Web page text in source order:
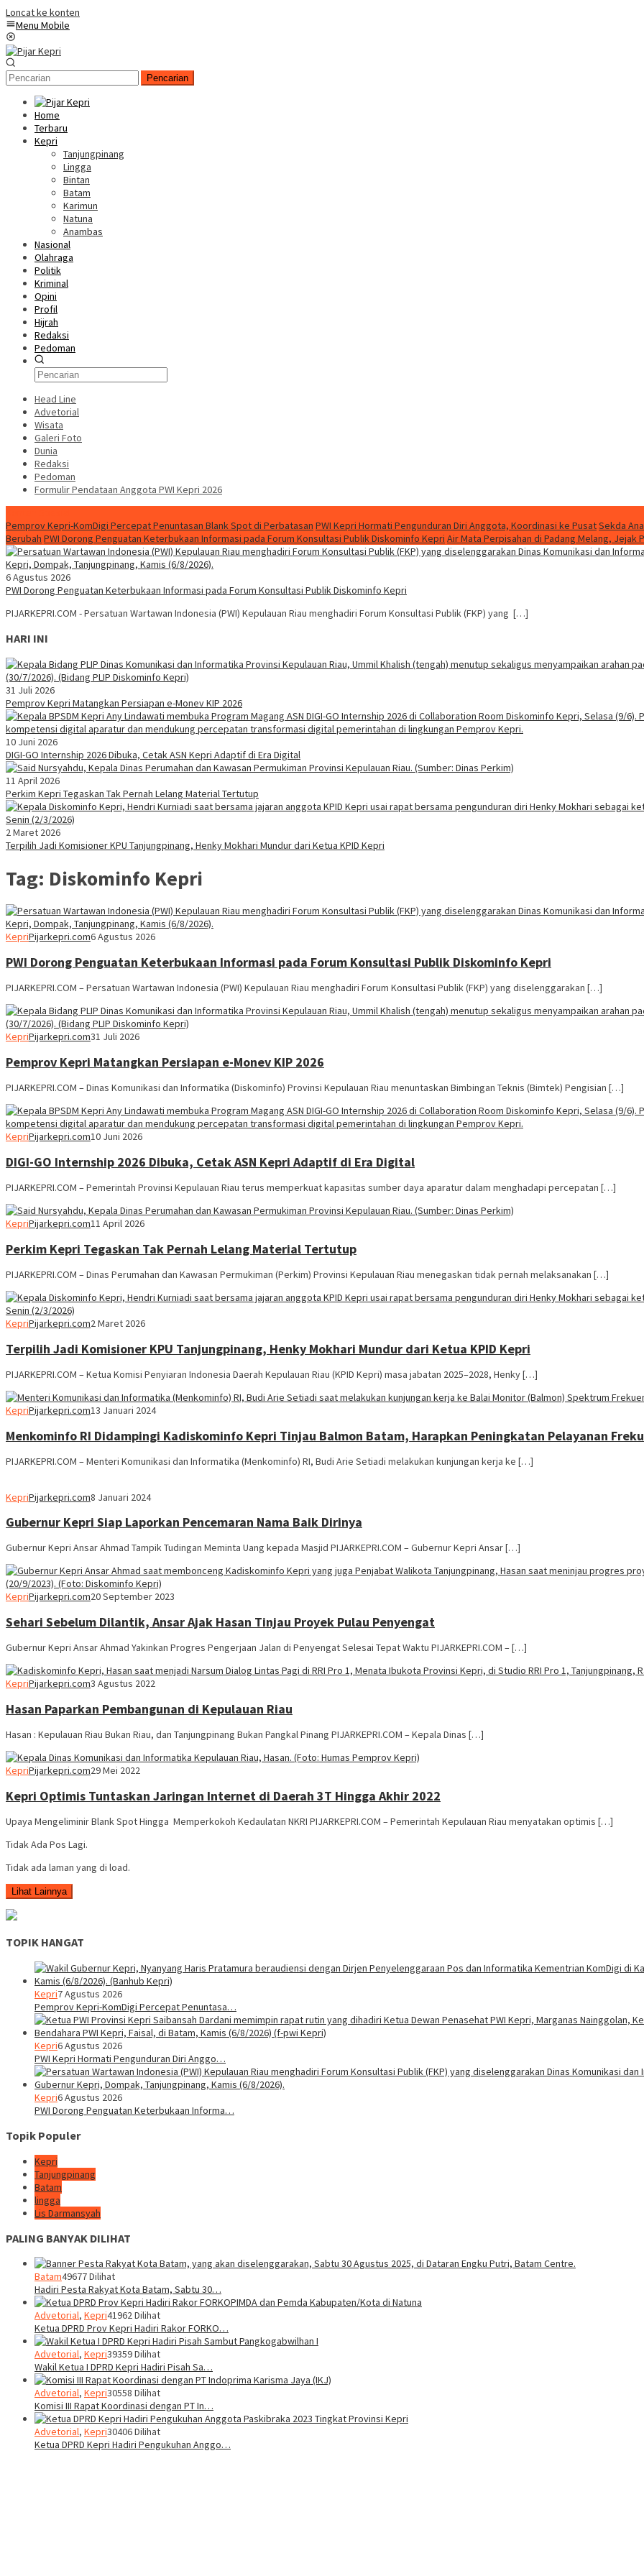
Loncat ke konten
Menu Mobile
Pencarian
Home
Terbaru
Kepri
Tanjungpinang
Lingga
Bintan
Batam
Karimun
Natuna
Anambas
Nasional
Olahraga
Politik
Kriminal
Opini
Profil
Hijrah
Redaksi
Pedoman
Head Line
Advetorial
Wisata
Galeri Foto
Dunia
Redaksi
Pedoman
Formulir Pendataan Anggota PWI Kepri 2026
Pemprov Kepri-KomDigi Percepat Penuntasan Blank Spot di Perbatasan PWI Kepri Hormati Pengunduran Diri Anggota, Koordinasi ke PusatSekda
Berubah PWI Dorong Penguatan Keterbukaan Informasi pada Forum Konsultasi Publik Diskominfo Kepri Air Mata Perpisahan di Padang Melang, Jejak
6 Agustus 2026
PWI Dorong Penguatan Keterbukaan Informasi pada Forum Konsultasi Publik Diskominfo Kepri
PIJARKEPRI.COM - Persatuan Wartawan Indonesia (PWI) Kepulauan Riau menghadiri Forum Konsultasi Publik (FKP) yang […]
HARI INI
31 Juli 2026
Pemprov Kepri Matangkan Persiapan e-Monev KIP 2026
10 Juni 2026
DIGI-GO Internship 2026 Dibuka, Cetak ASN Kepri Adaptif di Era Digital
11 April 2026
Perkim Kepri Tegaskan Tak Pernah Lelang Material Tertutup
2 Maret 2026
Terpilih Jadi Komisioner KPU Tanjungpinang, Henky Mokhari Mundur dari Ketua KPID Kepri
Tag: Diskominfo Kepri
KepriPijarkepri.com6 Agustus 2026
PWI Dorong Penguatan Keterbukaan Informasi pada Forum Konsultasi Publik Diskominfo Kepri
PIJARKEPRI.COM – Persatuan Wartawan Indonesia (PWI) Kepulauan Riau menghadiri Forum Konsultasi Publik (FKP) yang diselenggarakan […]
KepriPijarkepri.com31 Juli 2026
Pemprov Kepri Matangkan Persiapan e-Monev KIP 2026
PIJARKEPRI.COM – Dinas Komunikasi dan Informatika (Diskominfo) Provinsi Kepulauan Riau menuntaskan Bimbingan Teknis (Bimtek) Pengisian […]
KepriPijarkepri.com10 Juni 2026
DIGI-GO Internship 2026 Dibuka, Cetak ASN Kepri Adaptif di Era Digital
PIJARKEPRI.COM – Pemerintah Provinsi Kepulauan Riau terus memperkuat kapasitas sumber daya aparatur dalam menghadapi percepatan […]
KepriPijarkepri.com11 April 2026
Perkim Kepri Tegaskan Tak Pernah Lelang Material Tertutup
PIJARKEPRI.COM – Dinas Perumahan dan Kawasan Permukiman (Perkim) Provinsi Kepulauan Riau menegaskan tidak pernah melaksanakan […]
KepriPijarkepri.com2 Maret 2026
Terpilih Jadi Komisioner KPU Tanjungpinang, Henky Mokhari Mundur dari Ketua KPID Kepri
PIJARKEPRI.COM – Ketua Komisi Penyiaran Indonesia Daerah Kepulauan Riau (KPID Kepri) masa jabatan 2025–2028, Henky […]
KepriPijarkepri.com13 Januari 2024
Menkominfo RI Didampingi Kadiskominfo Kepri Tinjau Balmon Batam, Harapkan Peningkatan Pelayanan
PIJARKEPRI.COM – Menteri Komunikasi dan Informatika (Menkominfo) RI, Budi Arie Setiadi melakukan kunjungan kerja ke […]
KepriPijarkepri.com8 Januari 2024
Gubernur Kepri Siap Laporkan Pencemaran Nama Baik Dirinya
Gubernur Kepri Ansar Ahmad Tampik Tudingan Meminta Uang kepada Masjid PIJARKEPRI.COM – Gubernur Kepri Ansar […]
KepriPijarkepri.com20 September 2023
Sehari Sebelum Dilantik, Ansar Ajak Hasan Tinjau Proyek Pulau Penyengat
Gubernur Kepri Ansar Ahmad Yakinkan Progres Pengerjaan Jalan di Penyengat Selesai Tepat Waktu PIJARKEPRI.COM – […]
KepriPijarkepri.com3 Agustus 2022
Hasan Paparkan Pembangunan di Kepulauan Riau
Hasan : Kepulauan Riau Bukan Riau, dan Tanjungpinang Bukan Pangkal Pinang PIJARKEPRI.COM – Kepala Dinas […]
KepriPijarkepri.com29 Mei 2022
Kepri Optimis Tuntaskan Jaringan Internet di Daerah 3T Hingga Akhir 2022
Upaya Mengeliminir Blank Spot Hingga Memperkokoh Kedaulatan NKRI PIJARKEPRI.COM – Pemerintah Kepulauan Riau menyatakan optimis […]
Tidak Ada Pos Lagi.
Tidak ada laman yang di load.
Lihat Lainnya
TOPIK HANGAT
Kepri7 Agustus 2026
Pemprov Kepri-KomDigi Percepat Penuntasa…
Kepri6 Agustus 2026
PWI Kepri Hormati Pengunduran Diri Anggo…
Kepri6 Agustus 2026
PWI Dorong Penguatan Keterbukaan Informa…
Topik Populer
Kepri
Tanjungpinang
Batam
lingga
Lis Darmansyah
PALING BANYAK DILIHAT
Batam49677 Dilihat
Hadiri Pesta Rakyat Kota Batam, Sabtu 30…
Advetorial, Kepri41962 Dilihat
Ketua DPRD Prov Kepri Hadiri Rakor FORKO…
Advetorial, Kepri39359 Dilihat
Wakil Ketua I DPRD Kepri Hadiri Pisah Sa…
Advetorial, Kepri30558 Dilihat
Komisi III Rapat Koordinasi dengan PT In…
Advetorial, Kepri30406 Dilihat
Ketua DPRD Kepri Hadiri Pengukuhan Anggo…